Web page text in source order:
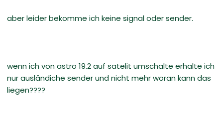
aber leider bekomme ich keine signal oder sender.
wenn ich von astro 19.2 auf satelit umschalte erhalte ich
nur ausländiche sender und nicht mehr woran kann das
liegen????